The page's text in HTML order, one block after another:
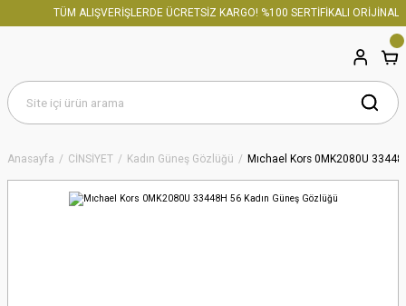
TÜM ALIŞVERİŞLERDE ÜCRETSİZ KARGO! %100 SERTİFİKALI ORİJİNAL
Anasayfa CİNSİYET Kadın Güneş Gözlüğü Mıchael Kors 0MK2080U